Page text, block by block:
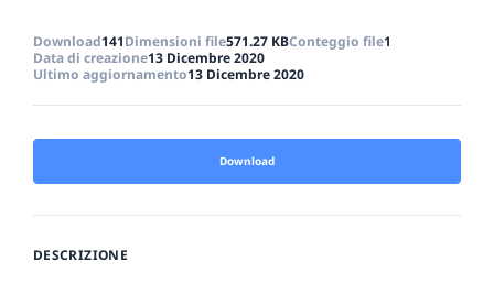
Download141Dimensioni file571.27 KBConteggio file1
Data di creazione13 Dicembre 2020
Ultimo aggiornamento13 Dicembre 2020
Download
DESCRIZIONE